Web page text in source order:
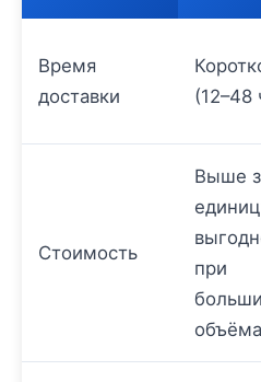
Время
доставки
(12–48
Стоимость
Выше
при